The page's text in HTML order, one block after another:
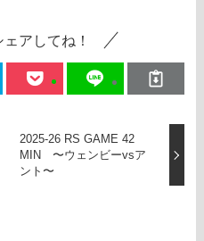
アしてね！
2025-26 RS GAME 42
MIN 〜ウェンビーvsア
ント〜